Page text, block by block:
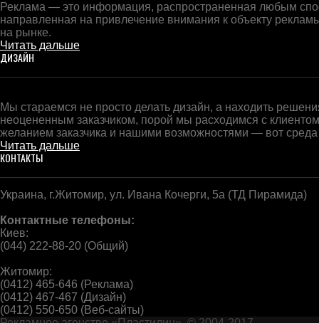
Реклама — это информация, распространенная любым
направленная на привлечение внимания к объекту
на рынке.
Читать дальше
ДИЗАЙН
Мы стараемся не просто делать дизайн, а находить
неоцененным заказчиком, порой мы расходимся с
желанием заказчика и нашими возможностями — вот
Читать дальше
КОНТАКТЫ
Украина, г.Житомир, ул. Ивана Кочерги, 5а (ТД Пирамида)
Контактные телефоны:
Киев:
(044) 222-88-20 (Общий)
Житомир:
(0412) 465-646 (Реклама)
(0412) 467-467 (Дизайн)
(0412) 550-650 (Веб-сайты)